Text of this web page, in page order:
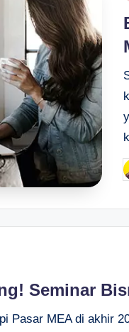
Seminar
Pasar MEA di akhir